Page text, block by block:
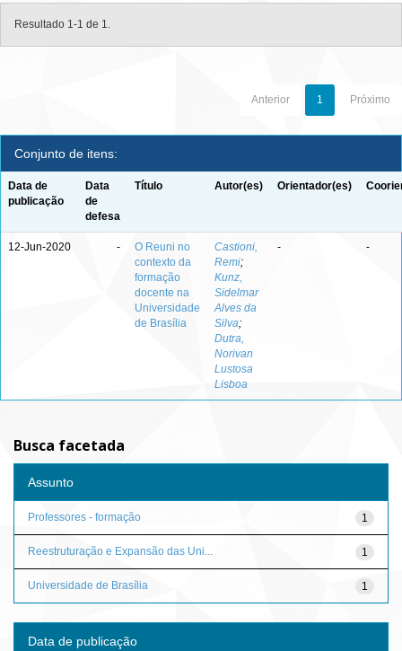
Resultado 1-1 de 1.
Anterior 1 Próximo
Conjunto de itens:
Data de
publicação
Data
de
defesa
Título Autor(es) Orientador(es)
12-Jun-2020 -
O Reuni no
contexto da
formação
docente na
Universidade
de Brasília
Castioni,
Remi;
Kunz,
Sidelmar
Alves da
Silva;
Dutra,
Norivan
Lustosa
Lisboa
- -
Busca facetada
Assunto
1
Professores - formação
1
Reestruturação e Expansão das Uni...
1
Universidade de Brasília
Data de publicação